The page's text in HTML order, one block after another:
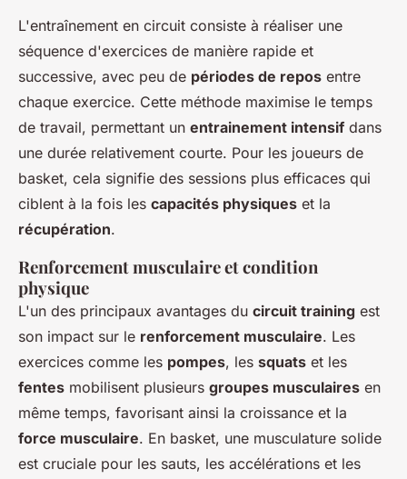
L'entraînement en circuit consiste à réaliser une
séquence d'exercices de manière rapide et
successive, avec peu de périodes de repos entre
chaque exercice. Cette méthode maximise le temps
de travail, permettant un entrainement intensif dans
une durée relativement courte. Pour les joueurs de
basket, cela signifie des sessions plus efficaces qui
ciblent à la fois les capacités physiques et la
récupération.
Renforcement musculaire et condition
physique
L'un des principaux avantages du circuit training est
son impact sur le renforcement musculaire. Les
exercices comme les pompes, les squats et les
fentes mobilisent plusieurs groupes musculaires en
même temps, favorisant ainsi la croissance et la
force musculaire. En basket, une musculature solide
est cruciale pour les sauts, les accélérations et les